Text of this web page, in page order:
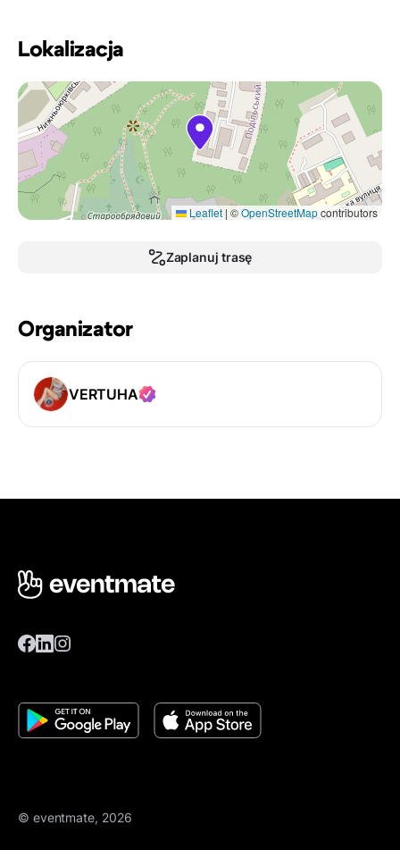
Lokalizacja
Leaflet | ©OpenStreetMapcontributors
Zaplanuj trasę
Organizator
VERTUHA
© eventmate, 2026